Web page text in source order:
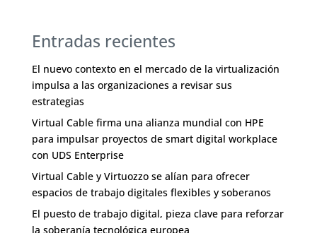
Entradas recientes
El nuevo contexto en el mercado de la virtualización
impulsa a las organizaciones a revisar sus
estrategias
Virtual Cable firma una alianza mundial con HPE
para impulsar proyectos de smart digital workplace
con UDS Enterprise
Virtual Cable y Virtuozzo se alían para ofrecer
espacios de trabajo digitales flexibles y soberanos
El puesto de trabajo digital, pieza clave para reforzar
la soberanía tecnológica europea